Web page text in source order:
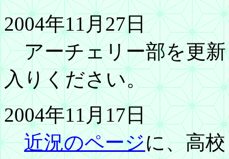
2004年11月27日
アーチェリー部を更新
入りください。
2004年11月17日
近況のページに、高